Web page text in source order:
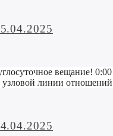
вещание!
линии